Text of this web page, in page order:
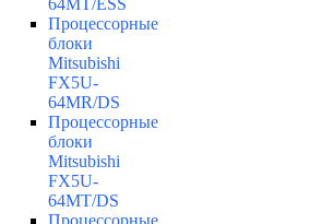
64MT/ESS
Процессорные
блоки
Mitsubishi
FX5U-
64MR/DS
Процессорные
блоки
Mitsubishi
FX5U-
64MT/DS